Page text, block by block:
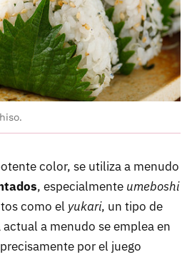
color, se utiliza a menudo
, especialmente umeboshi
como el yukari, un tipo de
a menudo se emplea en
por el juego